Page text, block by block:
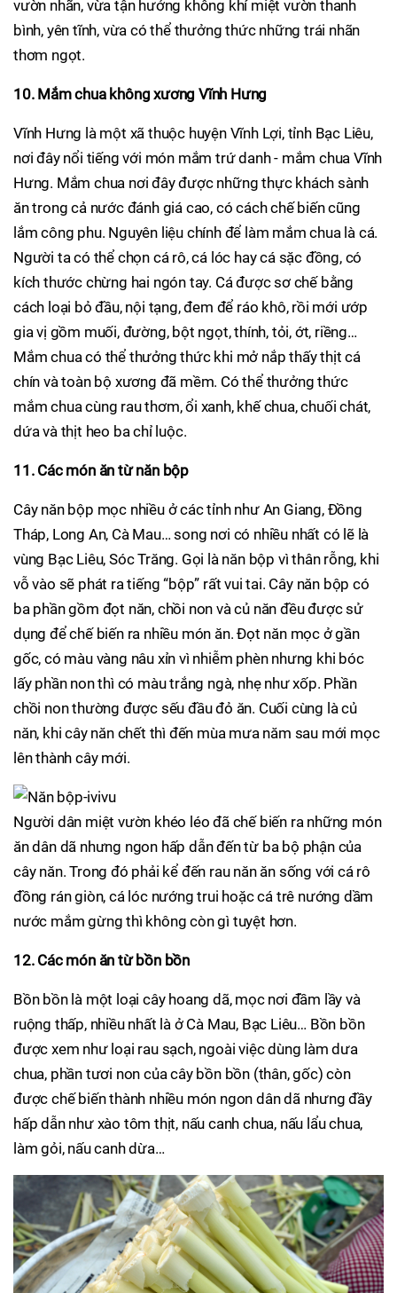
vườn nhãn, vừa tận hưởng không khí miệt vườn thanh
bình, yên tĩnh, vừa có thể thưởng thức những trái nhãn
thơm ngọt.
10. Mắm chua không xương Vĩnh Hưng
Vĩnh Hưng là một xã thuộc huyện Vĩnh Lợi, tỉnh Bạc Liêu,
nơi đây nổi tiếng với món mắm trứ danh - mắm chua Vĩnh
Hưng. Mắm chua nơi đây được những thực khách sành
ăn trong cả nước đánh giá cao, có cách chế biến cũng
lắm công phu. Nguyên liệu chính để làm mắm chua là cá.
Người ta có thể chọn cá rô, cá lóc hay cá sặc đồng, có
kích thước chừng hai ngón tay. Cá được sơ chế bằng
cách loại bỏ đầu, nội tạng, đem để ráo khô, rồi mới ướp
gia vị gồm muối, đường, bột ngọt, thính, tỏi, ớt, riềng…
Mắm chua có thể thưởng thức khi mở nắp thấy thịt cá
chín và toàn bộ xương đã mềm. Có thể thưởng thức
mắm chua cùng rau thơm, ổi xanh, khế chua, chuối chát,
dứa và thịt heo ba chỉ luộc.
11. Các món ăn từ năn bộp
Cây năn bộp mọc nhiều ở các tỉnh như An Giang, Đồng
Tháp, Long An, Cà Mau… song nơi có nhiều nhất có lẽ là
vùng Bạc Liêu, Sóc Trăng. Gọi là năn bộp vì thân rỗng, khi
vỗ vào sẽ phát ra tiếng “bộp” rất vui tai. Cây năn bộp có
ba phần gồm đọt năn, chồi non và củ năn đều được sử
dụng để chế biến ra nhiều món ăn. Đọt năn mọc ở gần
gốc, có màu vàng nâu xỉn vì nhiễm phèn nhưng khi bóc
lấy phần non thì có màu trắng ngà, nhẹ như xốp. Phần
chồi non thường được sếu đầu đỏ ăn. Cuối cùng là củ
năn, khi cây năn chết thì đến mùa mưa năm sau mới mọc
lên thành cây mới.
Người dân miệt vườn khéo léo đã chế biến ra những món
ăn dân dã nhưng ngon hấp dẫn đến từ ba bộ phận của
cây năn. Trong đó phải kể đến rau năn ăn sống với cá rô
đồng rán giòn, cá lóc nướng trui hoặc cá trê nướng dầm
nước mắm gừng thì không còn gì tuyệt hơn.
12. Các món ăn từ bồn bồn
Bồn bồn là một loại cây hoang dã, mọc nơi đầm lầy và
ruộng thấp, nhiều nhất là ở Cà Mau, Bạc Liêu… Bồn bồn
được xem như loại rau sạch, ngoài việc dùng làm dưa
chua, phần tươi non của cây bồn bồn (thân, gốc) còn
được chế biến thành nhiều món ngon dân dã nhưng đầy
hấp dẫn như xào tôm thịt, nấu canh chua, nấu lẩu chua,
làm gỏi, nấu canh dừa…